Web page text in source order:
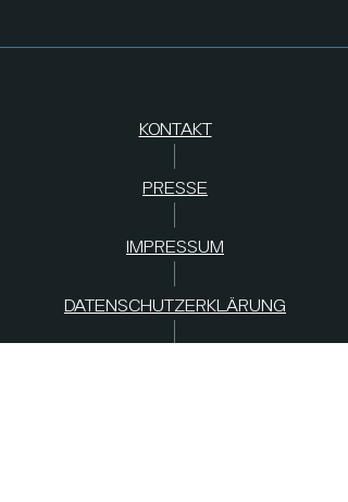
KONTAKT
PRESSE
IMPRESSUM
DATENSCHUTZERKLÄRUNG